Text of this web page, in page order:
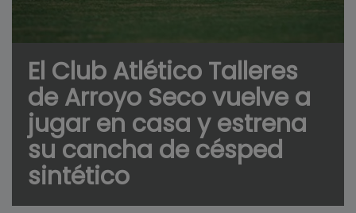
El Club Atlético Talleres
de Arroyo Seco vuelve a
jugar en casa y estrena
su cancha de césped
sintético